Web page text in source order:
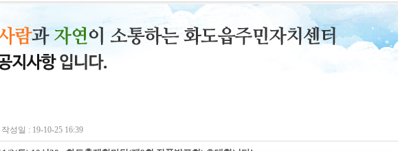
작성일 : 19-10-25 16:39